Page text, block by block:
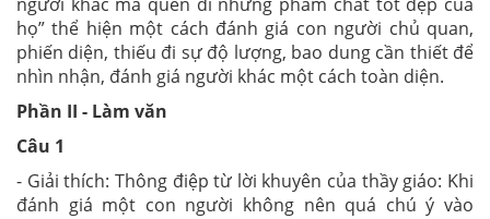
họ” thể hiện một cách đánh giá con người chủ quan,
phiến diện, thiếu đi sự độ lượng, bao dung cần thiết để
nhìn nhận, đánh giá người khác một cách toàn diện.
Phần II - Làm văn
Câu 1
- Giải thích: Thông điệp từ lời khuyên của thầy giáo: Khi
đánh giá một con người không nên quá chú ý vào